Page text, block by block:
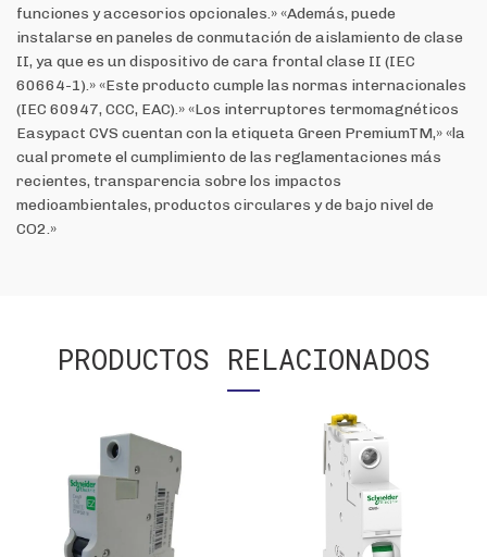
funciones y accesorios opcionales.» «Además, puede
instalarse en paneles de conmutación de aislamiento de clase
II, ya que es un dispositivo de cara frontal clase II (IEC
60664-1).» «Este producto cumple las normas internacionales
(IEC 60947, CCC, EAC).» «Los interruptores termomagnéticos
Easypact CVS cuentan con la etiqueta Green PremiumTM,» «la
cual promete el cumplimiento de las reglamentaciones más
recientes, transparencia sobre los impactos
medioambientales, productos circulares y de bajo nivel de
CO2.»
PRODUCTOS RELACIONADOS